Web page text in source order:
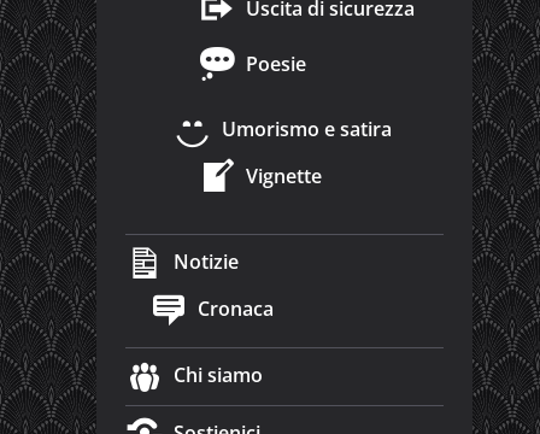
Uscita di sicurezza
Poesie
Umorismo e satira
Vignette
Notizie
Cronaca
Chi siamo